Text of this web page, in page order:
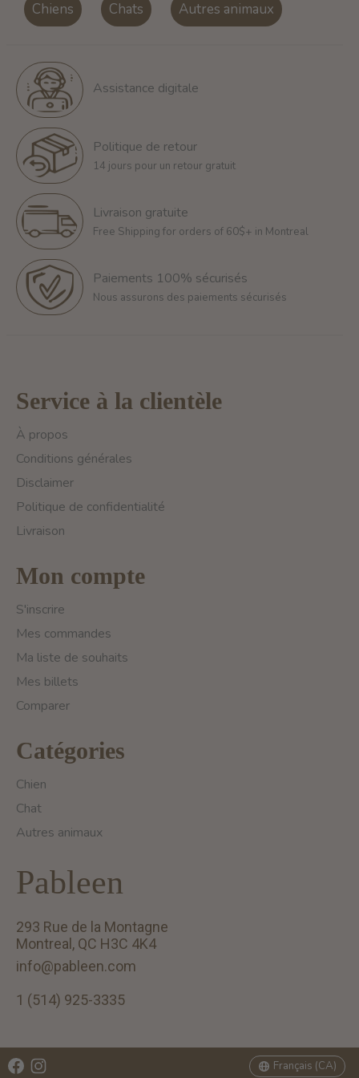
Chiens Chats Autres animaux
Assistance digitale
Politique de retour
14 jours pour un retour gratuit
Livraison gratuite
Free Shipping for orders of 60$+ in Montreal
Paiements 100% sécurisés
Nous assurons des paiements sécurisés
Service à la clientèle
À propos
Conditions générales
Disclaimer
Politique de confidentialité
Livraison
Mon compte
S'inscrire
Mes commandes
Ma liste de souhaits
Mes billets
Comparer
Catégories
Chien
Chat
Autres animaux
Pableen
293 Rue de la Montagne
Montreal, QC H3C 4K4
info@pableen.com
1 (514) 925-3335
Français (CA)